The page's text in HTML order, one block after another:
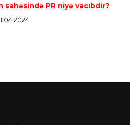
sahəsində PR niyə vacıbdir?